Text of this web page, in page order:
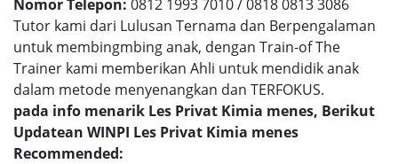
Nomor Telepon: 0812 1993 7010 / 0818 0813 3086
Tutor kami dari Lulusan Ternama dan Berpengalaman
untuk membingmbing anak, dengan Train-of The
Trainer kami memberikan Ahli untuk mendidik anak
dalam metode menyenangkan dan TERFOKUS.
pada info menarik Les Privat Kimia menes, Berikut
Updatean WINPI Les Privat Kimia menes
Recommended: